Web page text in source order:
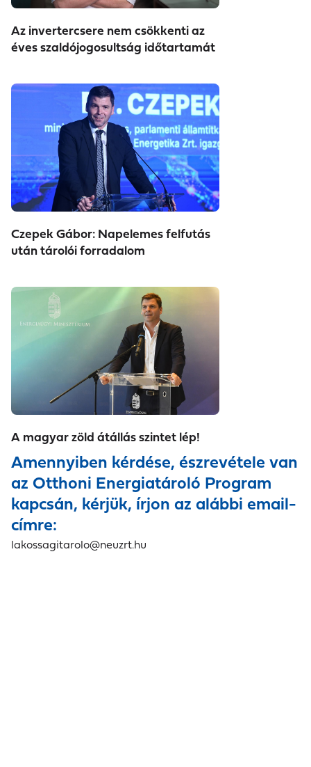
Az invertercsere nem csökkenti az
éves szaldójogosultság időtartamát
Czepek Gábor: Napelemes felfutás
után tárolói forradalom
A magyar zöld átállás szintet lép!
Amennyiben kérdése, észrevétele van
az Otthoni Energiatároló Program
kapcsán, kérjük, írjon az alábbi email-
címre:
lakossagitarolo@neuzrt.hu